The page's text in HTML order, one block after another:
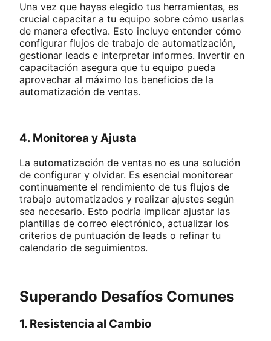
Una vez que hayas elegido tus herramientas, es
crucial capacitar a tu equipo sobre cómo usarlas
de manera efectiva. Esto incluye entender cómo
configurar flujos de trabajo de automatización,
gestionar leads e interpretar informes. Invertir en
capacitación asegura que tu equipo pueda
aprovechar al máximo los beneficios de la
automatización de ventas.
4. Monitorea y Ajusta
La automatización de ventas no es una solución
de configurar y olvidar. Es esencial monitorear
continuamente el rendimiento de tus flujos de
trabajo automatizados y realizar ajustes según
sea necesario. Esto podría implicar ajustar las
plantillas de correo electrónico, actualizar los
criterios de puntuación de leads o refinar tu
calendario de seguimientos.
Superando Desafíos Comunes
1. Resistencia al Cambio